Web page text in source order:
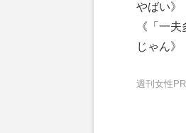
やばい》
《「一
じゃん》
週刊女性